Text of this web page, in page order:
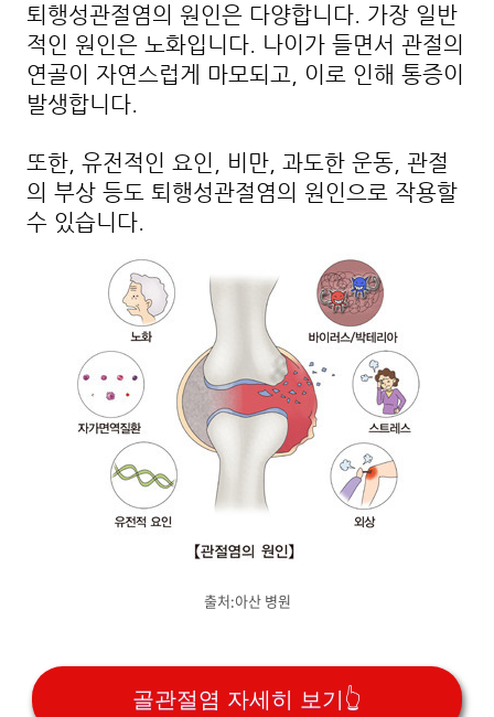
퇴행성관절염의 원인은 다양합니다. 가장 일반
적인 원인은 노화입니다. 나이가 들면서 관절의
연골이 자연스럽게 마모되고, 이로 인해 통증이
발생합니다.
또한, 유전적인 요인, 비만, 과도한 운동, 관절
의 부상 등도 퇴행성관절염의 원인으로 작용할
수 있습니다.
출처:아산 병원
골관절염 자세히 보기👆